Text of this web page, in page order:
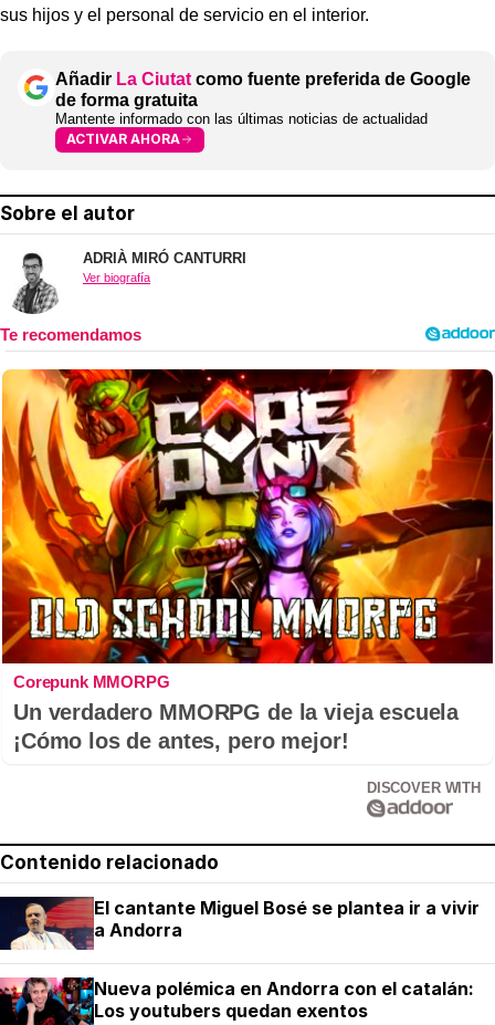
sus hijos y el personal de servicio en el interior.
Añadir La Ciutat como fuente preferida de Google
de forma gratuita
Mantente informado con las últimas noticias de actualidad
ACTIVAR AHORA
Sobre el autor
ADRIÀ MIRÓ CANTURRI
Ver biografía
Corepunk MMORPG
Un verdadero MMORPG de la vieja escuela
¡Cómo los de antes, pero mejor!
DISCOVER WITH
Contenido relacionado
El cantante Miguel Bosé se plantea ir a vivir
a Andorra
Nueva polémica en Andorra con el catalán:
Los youtubers quedan exentos